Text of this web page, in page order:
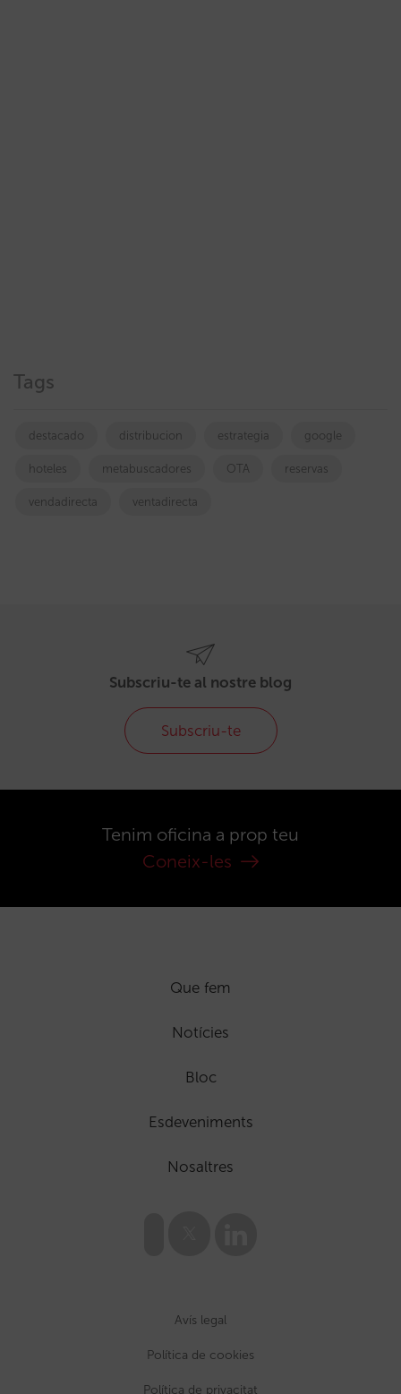
Tags
destacado distribucion estrategia google
hoteles metabuscadores OTA reservas
vendadirecta ventadirecta
Subscriu-te al nostre blog
Subscriu-te
Tenim oficina a prop teu
Coneix-les
Que fem
Notícies
Bloc
Esdeveniments
Nosaltres
Avís legal
Política de cookies
Política de privacitat